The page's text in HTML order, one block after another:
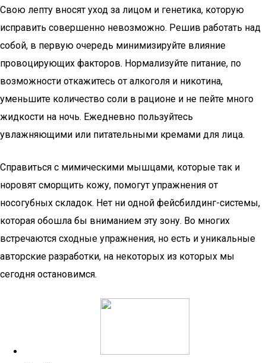
Свою лепту вносят уход за лицом и генетика, которую
исправить совершенно невозможно. Решив работать над
собой, в первую очередь минимизируйте влияние
провоцирующих факторов. Нормализуйте питание, по
возможности откажитесь от алкоголя и никотина,
уменьшите количество соли в рационе и не пейте много
жидкости на ночь. Ежедневно пользуйтесь
увлажняющими или питательными кремами для лица.
Справиться с мимическими мышцами, которые так и
норовят сморщить кожу, помогут упражнения от
носогубных складок. Нет ни одной фейсбилдинг-системы,
которая обошла бы вниманием эту зону. Во многих
встречаются сходные упражнения, но есть и уникальные
авторские разработки, на некоторых из которых мы
сегодня остановимся.